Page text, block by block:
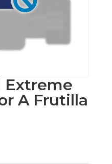
Extreme
A Frutilla